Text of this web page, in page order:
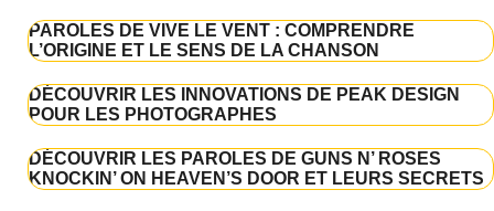
PAROLES DE VIVE LE VENT : COMPRENDRE
L’ORIGINE ET LE SENS DE LA CHANSON
DÉCOUVRIR LES INNOVATIONS DE PEAK DESIGN
POUR LES PHOTOGRAPHES
DÉCOUVRIR LES PAROLES DE GUNS N’ ROSES
KNOCKIN’ ON HEAVEN’S DOOR ET LEURS SECRETS